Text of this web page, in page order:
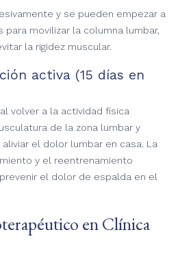
y se pueden empezar a
para movilizar la columna lumbar,
la rigidez muscular.
activa (15 días en
volver a la actividad física
de la zona lumbar y
el dolor lumbar en casa. La
y el reentrenamiento
el dolor de espalda en el
en Clínica